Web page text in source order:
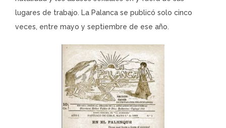
lugares de trabajo. La Palanca se publicó solo cinco
veces, entre mayo y septiembre de ese año.